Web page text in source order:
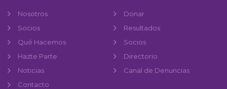
Nosotros
Socios
Qué Hacemos
Hazte Parte
Noticias
Contacto
Donar
Resultados
Socios
Directorio
Canal de Denuncias